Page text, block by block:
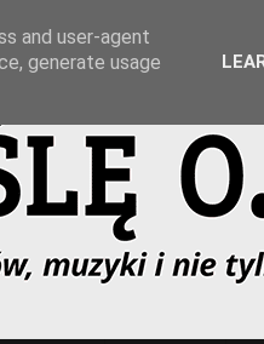
and user-agent
generate usage